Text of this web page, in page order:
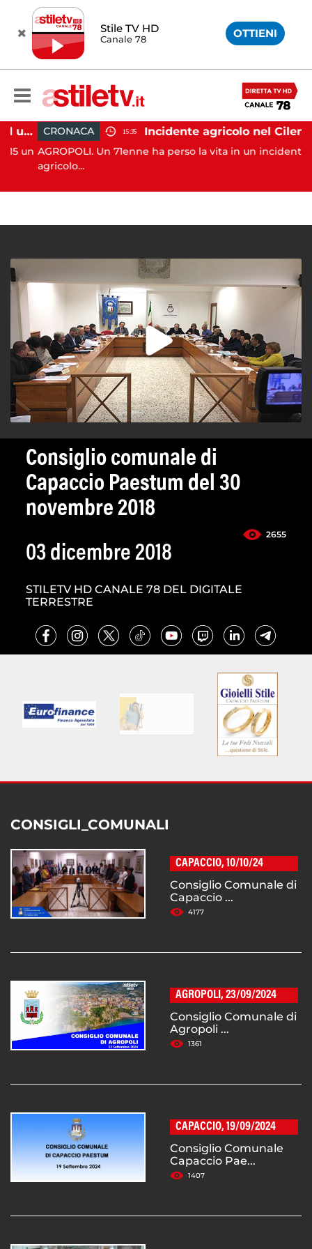
Stile TV HD
Canale 78 OTTIENI
Salerno, incendio vicino ad un traliccio: tempestivi i soccorsi
un
CRONACA 15:35
AGROPOLI. Un 71enne ha perso la vita in un incidente
agricolo...
Consiglio comunale di
Capaccio Paestum del 30
novembre 2018
2655
03 dicembre 2018
STILETV HD CANALE 78 DEL DIGITALE
TERRESTRE
CONSIGLI_COMUNALI
CAPACCIO, 10/10/24
Consiglio Comunale di
Capaccio ...
4177
AGROPOLI, 23/09/2024
Consiglio Comunale di
Agropoli ...
1361
CAPACCIO, 19/09/2024
Consiglio Comunale
Capaccio Pae...
1407